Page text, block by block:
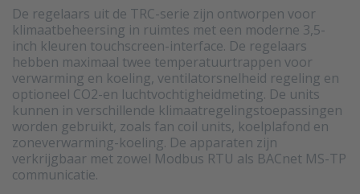
De regelaars uit de TRC-serie zijn ontworpen voor
klimaatbeheersing in ruimtes met een moderne 3,5-
inch kleuren touchscreen-interface. De regelaars
hebben maximaal twee temperatuurtrappen voor
verwarming en koeling, ventilatorsnelheid regeling en
optioneel CO2-en luchtvochtigheidmeting. De units
kunnen in verschillende klimaatregelingstoepassingen
worden gebruikt, zoals fan coil units, koelplafond en
zoneverwarming-koeling. De apparaten zijn
verkrijgbaar met zowel Modbus RTU als BACnet MS-TP
communicatie.